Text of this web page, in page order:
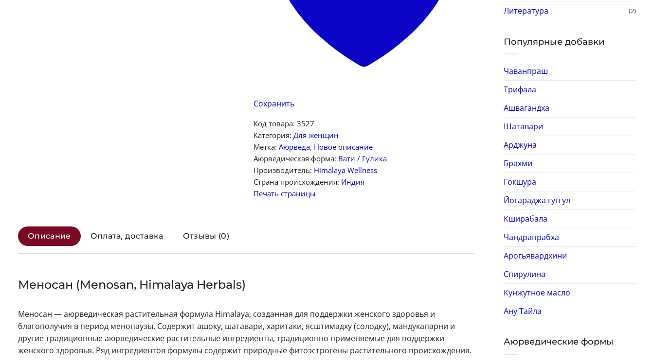
Литература (2)
Популярные добавки
Чаванпраш
Трифала
Ашвагандха
Шатавари
Арджуна
Брахми
Гокшура
Йогараджа гуггул
Кширабала
Чандрапрабха
Арогьявардхини
Спирулина
Кунжутное масло
Ану Тайла
Аюрведические формы
Сохранить
Код товара: 3527
Категория: Для женщин
Метка: Аюрведа, Новое описание
Аюрведическая форма: Вати / Гулика
Производитель: Himalaya Wellness
Страна происхождения: Индия
Печать страницы
Описание Оплата, доставка Отзывы (0)
Меносан (Menosan, Himalaya Herbals)
Меносан — аюрведическая растительная формула Himalaya, созданная для поддержки женского здоровья и
благополучия в период менопаузы. Содержит ашоку, шатавари, харитаки, ясштимадху (солодку), мандукапарни и
другие традиционные аюрведические растительные ингредиенты, традиционно применяемые для поддержки
женского здоровья. Ряд ингредиентов формулы содержит природные фитоэстрогены растительного происхождения.